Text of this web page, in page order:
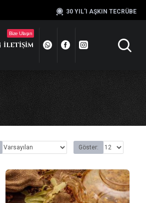
30 YIL'I AŞKIN TECRÜBE
İLETIŞIM
Bize Ulaşın
Göster: